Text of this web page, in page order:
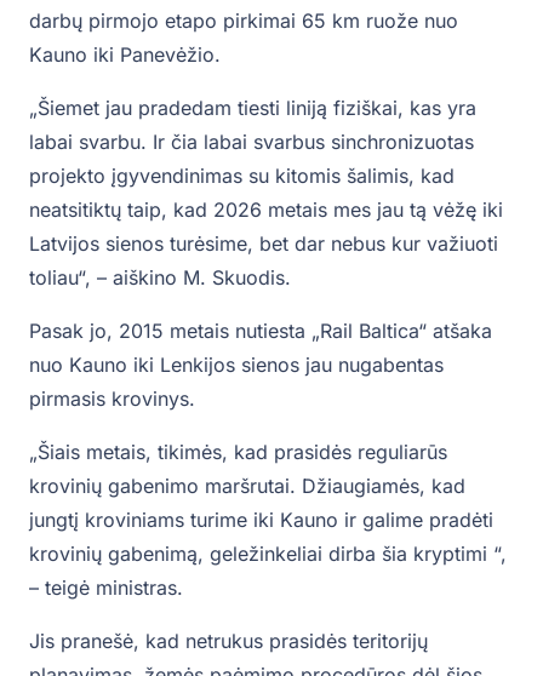
darbų pirmojo etapo pirkimai 65 km ruože nuo
Kauno iki Panevėžio.
„Šiemet jau pradedam tiesti liniją fiziškai, kas yra
labai svarbu. Ir čia labai svarbus sinchronizuotas
projekto įgyvendinimas su kitomis šalimis, kad
neatsitiktų taip, kad 2026 metais mes jau tą vėžę iki
Latvijos sienos turėsime, bet dar nebus kur važiuoti
toliau“, – aiškino M. Skuodis.
Pasak jo, 2015 metais nutiesta „Rail Baltica“ atšaka
nuo Kauno iki Lenkijos sienos jau nugabentas
pirmasis krovinys.
„Šiais metais, tikimės, kad prasidės reguliarūs
krovinių gabenimo maršrutai. Džiaugiamės, kad
jungtį kroviniams turime iki Kauno ir galime pradėti
krovinių gabenimą, geležinkeliai dirba šia kryptimi “,
– teigė ministras.
Jis pranešė, kad netrukus prasidės teritorijų